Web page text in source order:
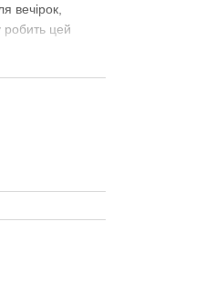
вечірок,
робить цей